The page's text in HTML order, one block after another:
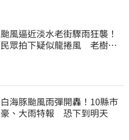
颱風逼近淡水老街驟雨狂襲！
民眾拍下疑似龍捲風 老樹遭
白海豚颱風雨彈開轟！10縣市
豪、大雨特報 恐下到明天